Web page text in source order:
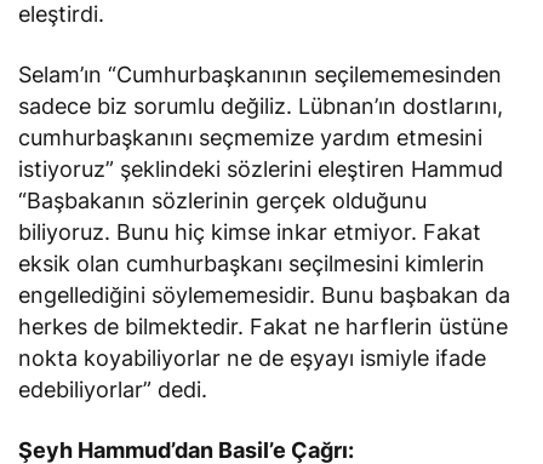
eleştirdi.
Selam’ın “Cumhurbaşkanının seçilememesinden
sadece biz sorumlu değiliz. Lübnan’ın dostlarını,
cumhurbaşkanını seçmemize yardım etmesini
istiyoruz” şeklindeki sözlerini eleştiren Hammud
“Başbakanın sözlerinin gerçek olduğunu
biliyoruz. Bunu hiç kimse inkar etmiyor. Fakat
eksik olan cumhurbaşkanı seçilmesini kimlerin
engellediğini söylememesidir. Bunu başbakan da
herkes de bilmektedir. Fakat ne harflerin üstüne
nokta koyabiliyorlar ne de eşyayı ismiyle ifade
edebiliyorlar” dedi.
Şeyh Hammud’dan Basil’e Çağrı: